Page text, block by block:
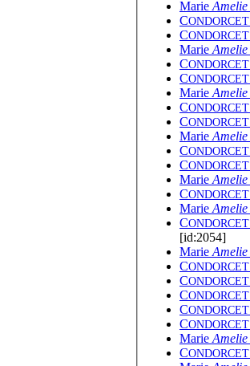
Marie Amelie
CONDORCET
CONDORCET
Marie Amelie
CONDORCET
CONDORCET
Marie Amelie
CONDORCET
CONDORCET
Marie Amelie
CONDORCET
CONDORCET
Marie Amelie
CONDORCET
Marie Amelie
CONDORCET
[id:2054]
Marie Amelie
CONDORCET
CONDORCET
CONDORCET
CONDORCET
CONDORCET
Marie Amelie
CONDORCET